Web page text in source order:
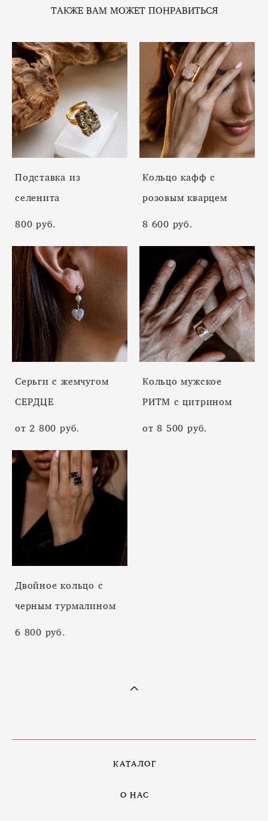
ТАКЖЕ ВАМ МОЖЕТ ПОНРАВИТЬСЯ
Подставка из
селенита
800 pуб.
Кольцо кафф с
розовым кварцем
8 600 pуб.
Серьги с жемчугом
СЕРДЦЕ
от 2 800 pуб.
Кольцо мужское
РИТМ с цитрином
от 8 500 pуб.
Двойное кольцо с
черным турмалином
6 800 pуб.
КАТАЛОГ
О НАС